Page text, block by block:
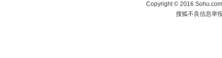
Copyright©2016
搜狐不良信息举